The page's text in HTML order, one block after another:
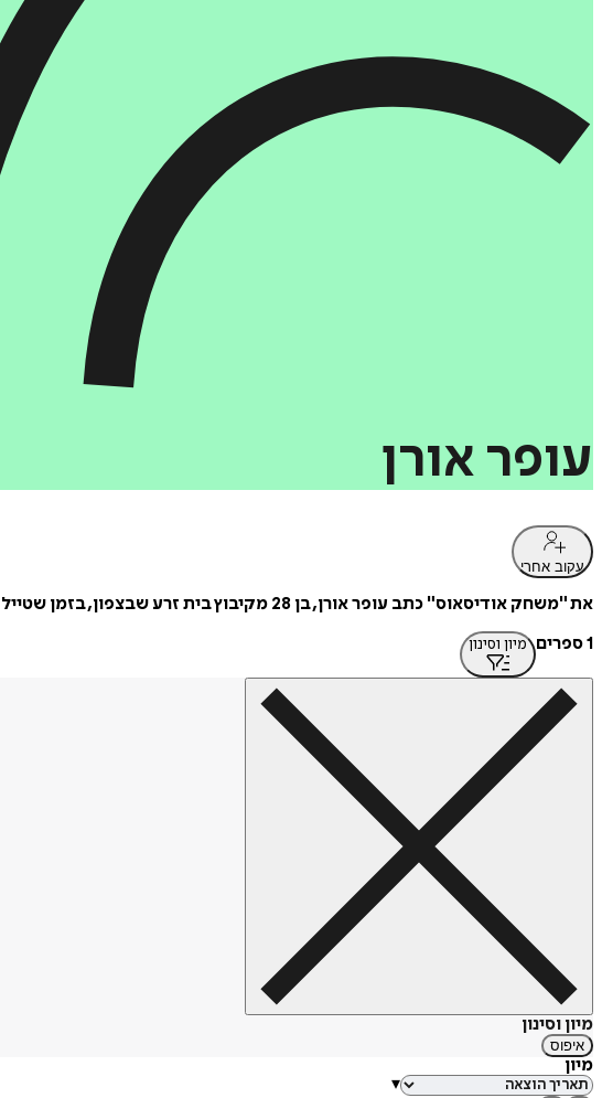
עופר אורן
עקוב אחרי
את "משחק אודיסאוס" כתב עופר אורן, בן 28 מקיבוץ בית זרע שבצפון, בזמן שטייל במזרח.
1 ספרים
מיון וסינון
מיון וסינון
איפוס
מיון
▾